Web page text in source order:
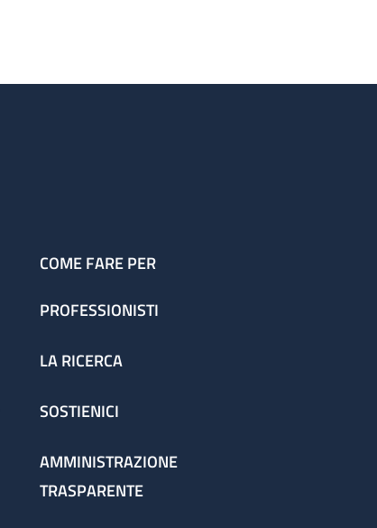
COME FARE PER
PROFESSIONISTI
LA RICERCA
SOSTIENICI
AMMINISTRAZIONE
TRASPARENTE